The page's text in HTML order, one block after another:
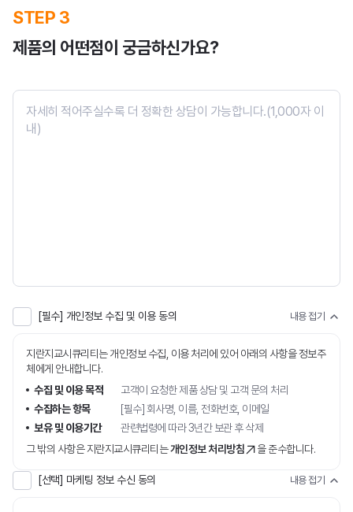
IR자료
STEP 3
제품의 어떤점이 궁금하신가요?
[필수] 개인정보 수집 및 이용 동의 내용 접기
지란지교시큐리티는 개인정보 수집, 이용 처리에 있어 아래의 사항을 정보주
체에게 안내합니다.
수집 및 이용 목적
고객이 요청한 제품 상담 및 고객 문의 처리
수집하는 항목
[필수] 회사명, 이름, 전화번호, 이메일
보유 및 이용기간
관련법령에 따라 3년간 보관 후 삭제
그 밖의 사항은 지란지교시큐리티는개인정보 처리방침 을 준수합니다.
[선택] 마케팅 정보 수신 동의 내용 접기